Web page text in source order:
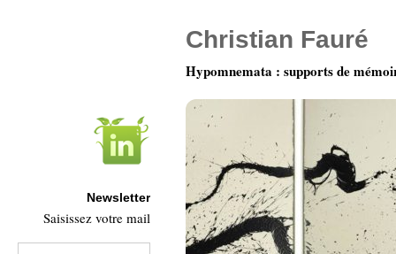
Christian Fauré
Hypomnemata : supports de
Newsletter
Saisissez votre mail